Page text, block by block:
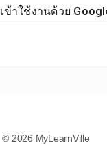
เข้าใช้งานด้วย
© 2026 MyLearnVille